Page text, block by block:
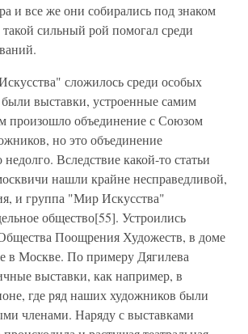
и все же они собирались под знаком
сильный рой помогал среди
сложилось среди особых
выставки, устроенные самим
произошло объединение с Союзом
но это объединение
Вследствие какой-то статьи
нашли крайне несправедливой,
и группа "Мир Искусства"
общество[55]. Устроились
Поощрения Художеств, в доме
в Москве. По примеру Дягилева
выставки, как например, в
где ряд наших художников были
членами. Наряду с выставками